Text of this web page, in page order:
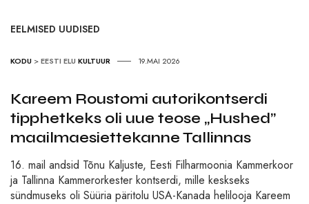
EELMISED UUDISED
KODU >EESTI ELU KULTUUR 19.MAI 2026
Kareem Roustomi autorikontserdi
tipphetkeks oli uue teose „Hushed”
maailmaesiettekanne Tallinnas
16. mail andsid Tõnu Kaljuste, Eesti Filharmoonia Kammerkoor
ja Tallinna Kammerorkester kontserdi, mille keskseks
sündmuseks oli Süüria päritolu USA-Kanada helilooja Kareem